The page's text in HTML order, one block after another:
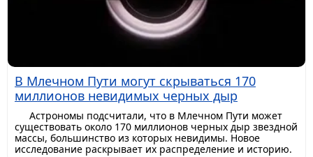
В Млечном Пути могут скрываться 170
миллионов невидимых черных дыр
Астрономы подсчитали, что в Млечном Пути может
существовать около 170 миллионов черных дыр звездной
массы, большинство из которых невидимы. Новое
исследование раскрывает их распределение и историю.